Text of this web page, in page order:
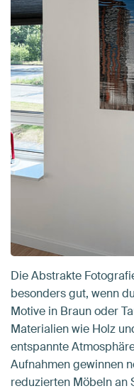
Die Abstrakte
besonders gut, wenn
Motive in Braun oder
Materialien wie Holz
entspannte
Aufnahmen gewinnen
reduzierten Möbeln an